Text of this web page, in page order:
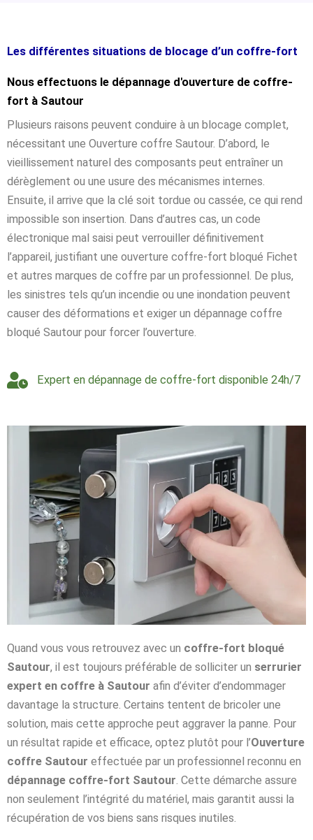
Les différentes situations de blocage d’un coffre-fort
Nous effectuons le dépannage d'ouverture de coffre-
fort à Sautour
Plusieurs raisons peuvent conduire à un blocage complet,
nécessitant une Ouverture coffre Sautour. D’abord, le
vieillissement naturel des composants peut entraîner un
dérèglement ou une usure des mécanismes internes.
Ensuite, il arrive que la clé soit tordue ou cassée, ce qui rend
impossible son insertion. Dans d’autres cas, un code
électronique mal saisi peut verrouiller définitivement
l’appareil, justifiant une ouverture coffre-fort bloqué Fichet
et autres marques de coffre par un professionnel. De plus,
les sinistres tels qu’un incendie ou une inondation peuvent
causer des déformations et exiger un dépannage coffre
bloqué Sautour pour forcer l’ouverture.
Expert en dépannage de coffre-fort disponible 24h/7
Quand vous vous retrouvez avec un coffre-fort bloqué
Sautour, il est toujours préférable de solliciter un serrurier
expert en coffre à Sautour afin d’éviter d’endommager
davantage la structure. Certains tentent de bricoler une
solution, mais cette approche peut aggraver la panne. Pour
un résultat rapide et efficace, optez plutôt pour l’Ouverture
coffre Sautour effectuée par un professionnel reconnu en
dépannage coffre-fort Sautour. Cette démarche assure
non seulement l’intégrité du matériel, mais garantit aussi la
récupération de vos biens sans risques inutiles.